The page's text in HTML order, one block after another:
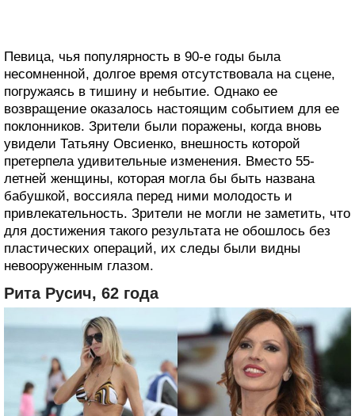
Певица, чья популярность в 90-е годы была
несомненной, долгое время отсутствовала на сцене,
погружаясь в тишину и небытие. Однако ее
возвращение оказалось настоящим событием для ее
поклонников. Зрители были поражены, когда вновь
увидели Татьяну Овсиенко, внешность которой
претерпела удивительные изменения. Вместо 55-
летней женщины, которая могла бы быть названа
бабушкой, воссияла перед ними молодость и
привлекательность. Зрители не могли не заметить, что
для достижения такого результата не обошлось без
пластических операций, их следы были видны
невооруженным глазом.
Рита Русич, 62 года